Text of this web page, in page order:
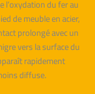
l’oxydation du fer au
de meuble en acier,
prolongé avec un
vers la surface du
rapidement
diffuse.